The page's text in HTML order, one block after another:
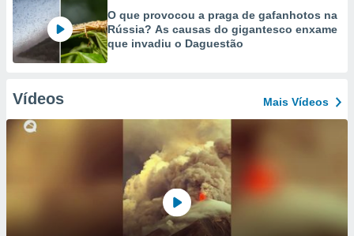
O que provocou a praga de gafanhotos na
Rússia? As causas do gigantesco enxame
que invadiu o Daguestão
Vídeos Mais Vídeos